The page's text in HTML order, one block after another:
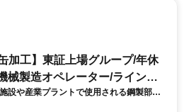
加工】東証上場グループ/年休
械製造オペレーター/ラインマ
設や産業プラントで使用される鋼製部品
接や切断の基礎から学び、社会インフラ